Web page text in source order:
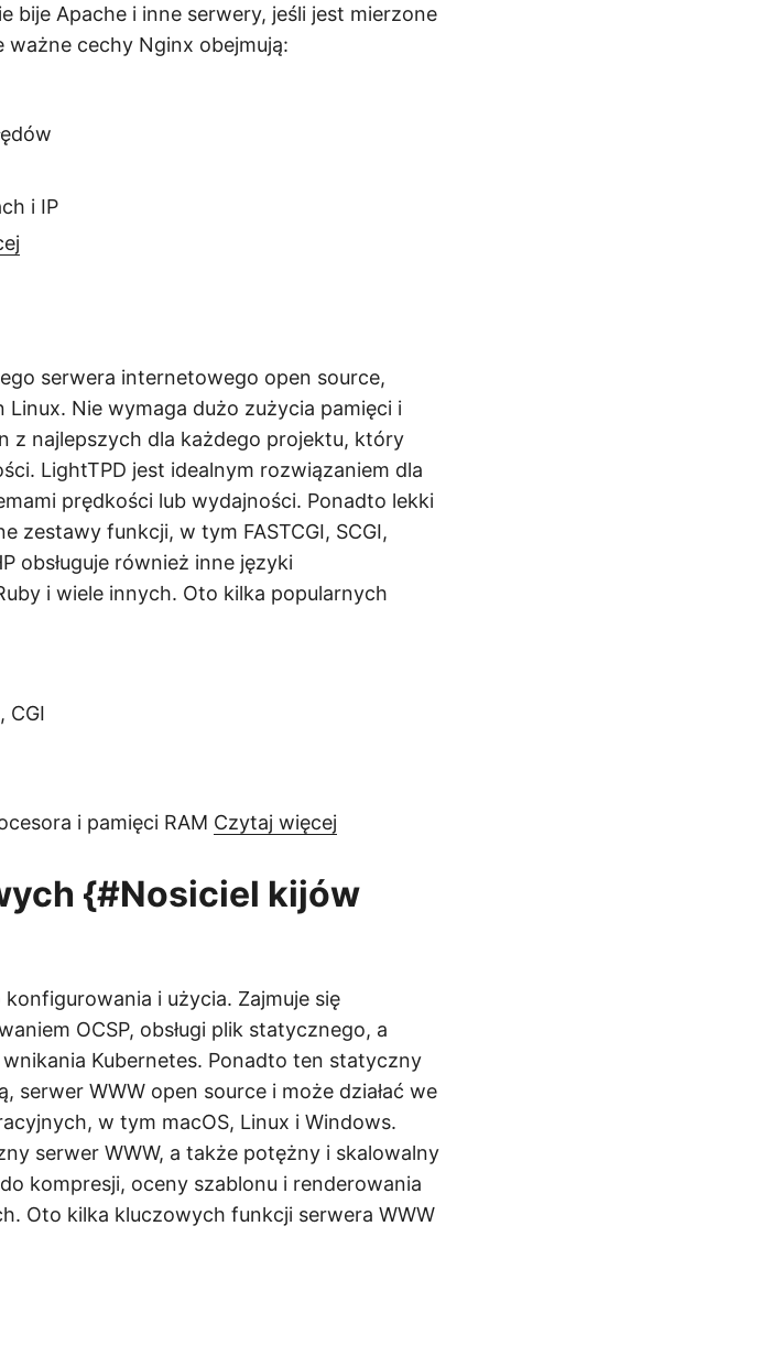
Apache i inne serwery, jeśli jest mierzone
ważne cechy Nginx obejmują:
i IP
serwera internetowego open source,
Nie wymaga dużo zużycia pamięci i
z najlepszych dla każdego projektu, który
LightTPD jest idealnym rozwiązaniem dla
prędkości lub wydajności. Ponadto lekki
zestawy funkcji, w tym FASTCGI, SCGI,
obsługuje również inne języki
i wiele innych. Oto kilka popularnych
CGI
i pamięci RAM Czytaj więcej
{#Nosiciel kijów
i użycia. Zajmuje się
OCSP, obsługi plik statycznego, a
Kubernetes. Ponadto ten statyczny
WWW open source i może działać we
w tym macOS, Linux i Windows.
serwer WWW, a także potężny i skalowalny
kompresji, oceny szablonu i renderowania
Oto kilka kluczowych funkcji serwera WWW